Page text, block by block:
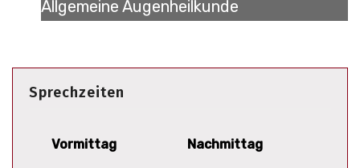
Allgemeine Augenheilkunde
Sprechzeiten
Vormittag Nachmittag